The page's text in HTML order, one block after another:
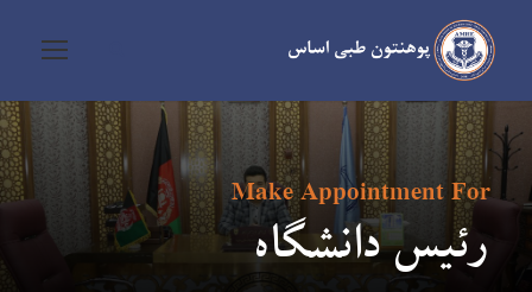
Make Appointment For
رئیس دانشگاه